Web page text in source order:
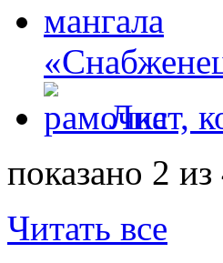
Лист,
показано 2
Читать все